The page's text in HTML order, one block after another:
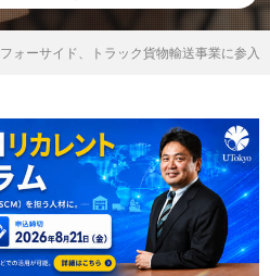
フォーサイド、トラック貨物輸送事業に参入